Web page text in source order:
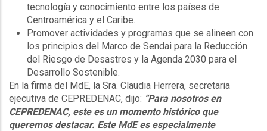
tecnología y conocimiento entre los países de
Centroamérica y el Caribe.
Promover actividades y programas que se alineen con
los principios del Marco de Sendai para la Reducción
del Riesgo de Desastres y la Agenda 2030 para el
Desarrollo Sostenible.
En la firma del MdE, la Sra. Claudia Herrera, secretaria
ejecutiva de CEPREDENAC, dijo: “Para nosotros en
CEPREDENAC, este es un momento histórico que
queremos destacar. Este MdE es especialmente